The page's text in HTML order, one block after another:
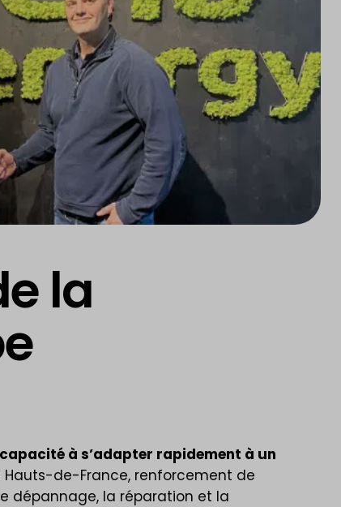
la
capacité à s’adapter rapidement à un
Hauts-de-France, renforcement de
dépannage, la réparation et la